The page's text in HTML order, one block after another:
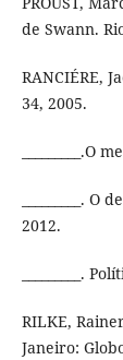
de Swann.
RANCIÉRE,
34, 2005.
_________.
2012.
_________.
RILKE,
Janeiro: